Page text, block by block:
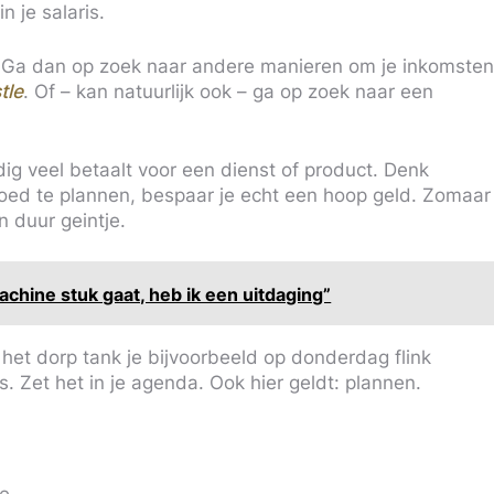
je salaris.
dan op zoek naar andere manieren om je inkomsten
. Of – kan natuurlijk ook – ga op zoek naar een
veel betaalt voor een dienst of product. Denk
te plannen, bespaar je echt een hoop geld. Zomaar
duur geintje.
stuk gaat, heb ik een uitdaging”
dorp tank je bijvoorbeeld op donderdag flink
Zet het in je agenda. Ook hier geldt: plannen.